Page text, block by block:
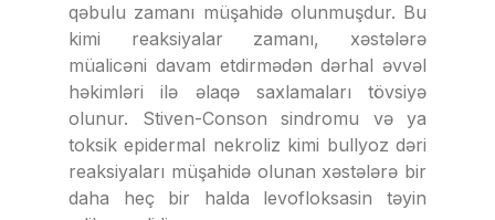
qəbulu zamanı müşahidə olunmuşdur. Bu
kimi reaksiyalar zamanı, xəstələrə
müalicəni davam etdirmədən dərhal əvvəl
həkimləri ilə əlaqə saxlamaları tövsiyə
olunur. Stiven-Conson sindromu və ya
toksik epidermal nekroliz kimi bullyoz dəri
reaksiyaları müşahidə olunan xəstələrə bir
daha heç bir halda levofloksasin təyin